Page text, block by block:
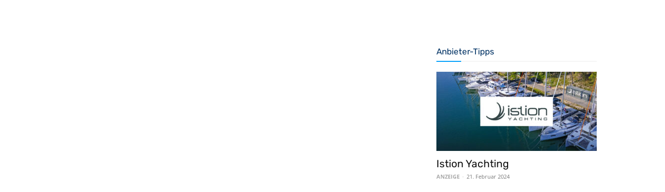
Anbieter-Tipps
Istion Yachting
ANZEIGE - 21. Februar 2024